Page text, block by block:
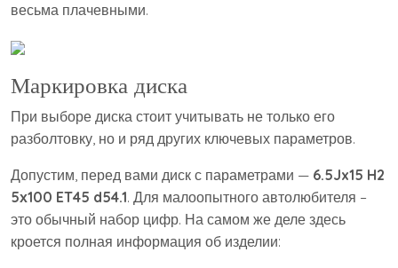
весьма плачевными.
Маркировка диска
При выборе диска стоит учитывать не только его
разболтовку, но и ряд других ключевых параметров.
Допустим, перед вами диск с параметрами — 6.5Jx15 H2
5х100 ET45 d54.1. Для малоопытного автолюбителя –
это обычный набор цифр. На самом же деле здесь
кроется полная информация об изделии: